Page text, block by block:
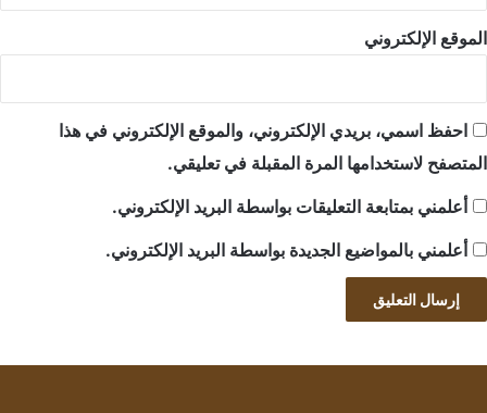
الموقع الإلكتروني
احفظ اسمي، بريدي الإلكتروني، والموقع الإلكتروني في هذا
المتصفح لاستخدامها المرة المقبلة في تعليقي.
أعلمني بمتابعة التعليقات بواسطة البريد الإلكتروني.
أعلمني بالمواضيع الجديدة بواسطة البريد الإلكتروني.